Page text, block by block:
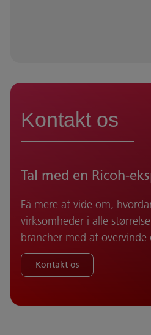
Kontakt os
Tal med en Ricoh-
Få mere at vide om,
virksomheder i alle
brancher med at
Kontakt os